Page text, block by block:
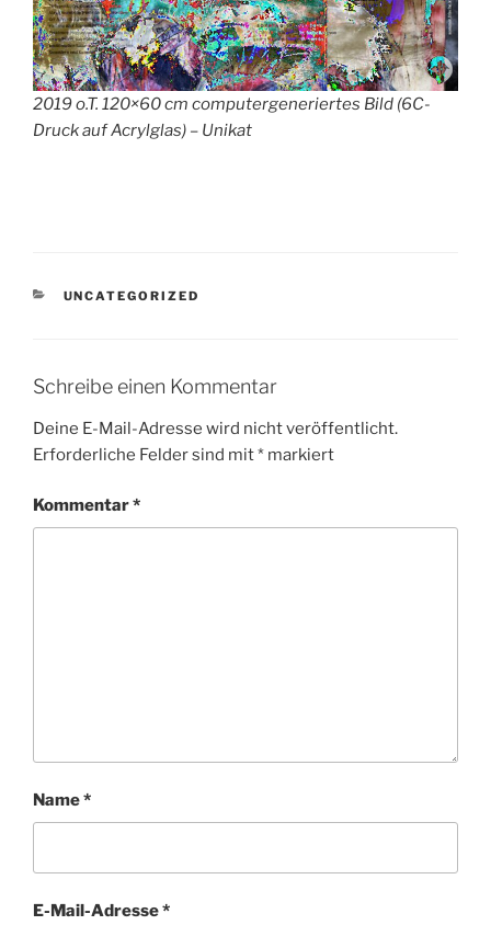
2019 o.T. 120×60 cm computergeneriertes Bild (6C-
Druck auf Acrylglas) – Unikat
KATEGORIEN
UNCATEGORIZED
Schreibe einen Kommentar
Deine E-Mail-Adresse wird nicht veröffentlicht.
Erforderliche Felder sind mit* markiert
Kommentar*
Name*
E-Mail-Adresse*